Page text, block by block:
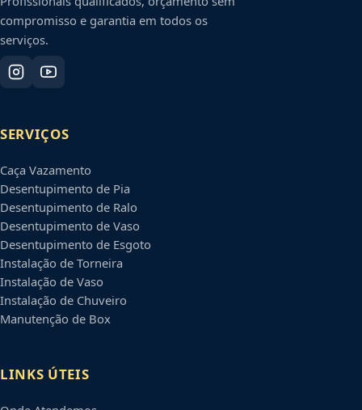
compromisso e garantia em todos os
serviços.
SERVIÇOS
Caça Vazamento
Desentupimento de Pia
Desentupimento de Ralo
Desentupimento de Vaso
Desentupimento de Esgoto
Instalação de Torneira
Instalação de Vaso
Instalação de Chuveiro
Manutenção de Box
LINKS ÚTEIS